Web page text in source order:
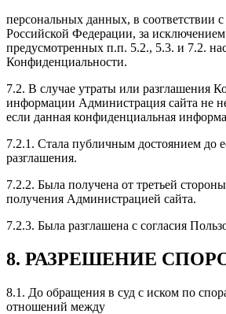
персональных данных, в соответствии с
Российской Федерации, за исключением
предусмотренных п.п. 5.2., 5.3. и 7.2.
Конфиденциальности.
7.2. В случае утраты или разглашения
информации Администрация сайта не
если данная конфиденциальная
7.2.1. Стала публичным достоянием до
разглашения.
7.2.2. Была получена от третьей
получения Администрацией сайта.
7.2.3. Была разглашена с согласия
8. РАЗРЕШЕНИЕ
8.1. До обращения в суд с иском по
отношений между